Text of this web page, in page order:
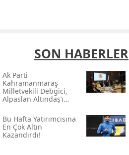
SON HABERLER
Ak Parti
Kahramanmaraş
Milletvekili Debgici,
Alpaslan Altındaş’ı
Bu Hafta Yatırımcısına
En Çok Altın
Kazandırdı!